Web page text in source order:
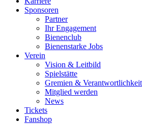
Sponsoren
Partner
Ihr Engagement
Bienenclub
Bienenstarke Jobs
Verein
Vision & Leitbild
Spielstätte
Gremien &
Mitglied werden
News
Tickets
Fanshop